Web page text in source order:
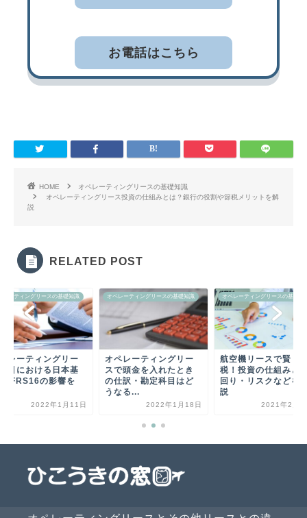
お電話はこちら
HOME
オペレーティングリースの基礎知識
オペレーティングリース投資の仕組みとは？銀行の役割や節税メリットを解
説
RELATED POST
レーティングリースの基礎知識
レーティングリー
引における日本基
IFRS16の影響を
2022年1月11日
オペレーティングリースの基礎知識
オペレーティングリー
スで頭金を入れたとき
の仕訳・勘定科目はど
うなる...
2022年1月18日
オペレーティングリースの基礎知
航空機リースで賢く
税！投資の仕組みと
回り・リスクなどを
説
2021年2月